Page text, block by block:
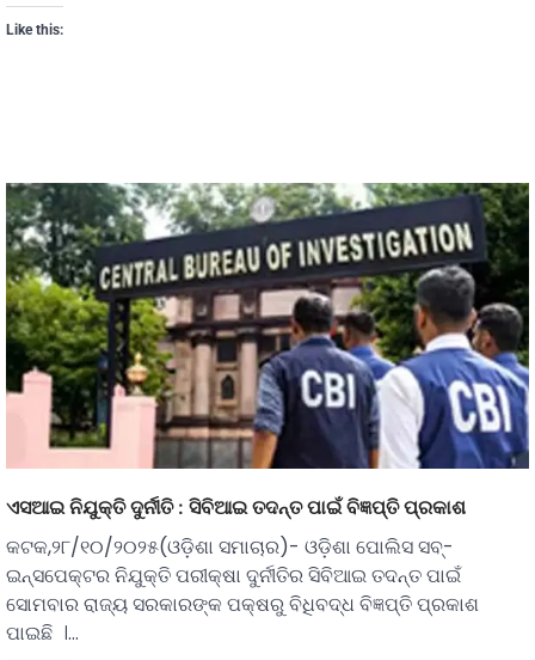
Like this:
ଏସଆଇ ନିଯୁକ୍ତି ଦୁର୍ନୀତି : ସିବିଆଇ ତଦନ୍ତ ପାଇଁ ବିଜ୍ଞପ୍ତି ପ୍ରକାଶ
କଟକ,୨୮/୧୦/୨୦୨୫(ଓଡ଼ିଶା ସମାଚାର)- ଓଡ଼ିଶା ପୋଲିସ ସବ୍-
ଇନ୍ସପେକ୍ଟର ନିଯୁକ୍ତି ପରୀକ୍ଷା ଦୁର୍ନୀତିର ସିବିଆଇ ତଦନ୍ତ ପାଇଁ
ସୋମବାର ରାଜ୍ୟ ସରକାରଙ୍କ ପକ୍ଷରୁ ବିଧିବଦ୍ଧ ବିଜ୍ଞପ୍ତି ପ୍ରକାଶ
ପାଇଛି ।…